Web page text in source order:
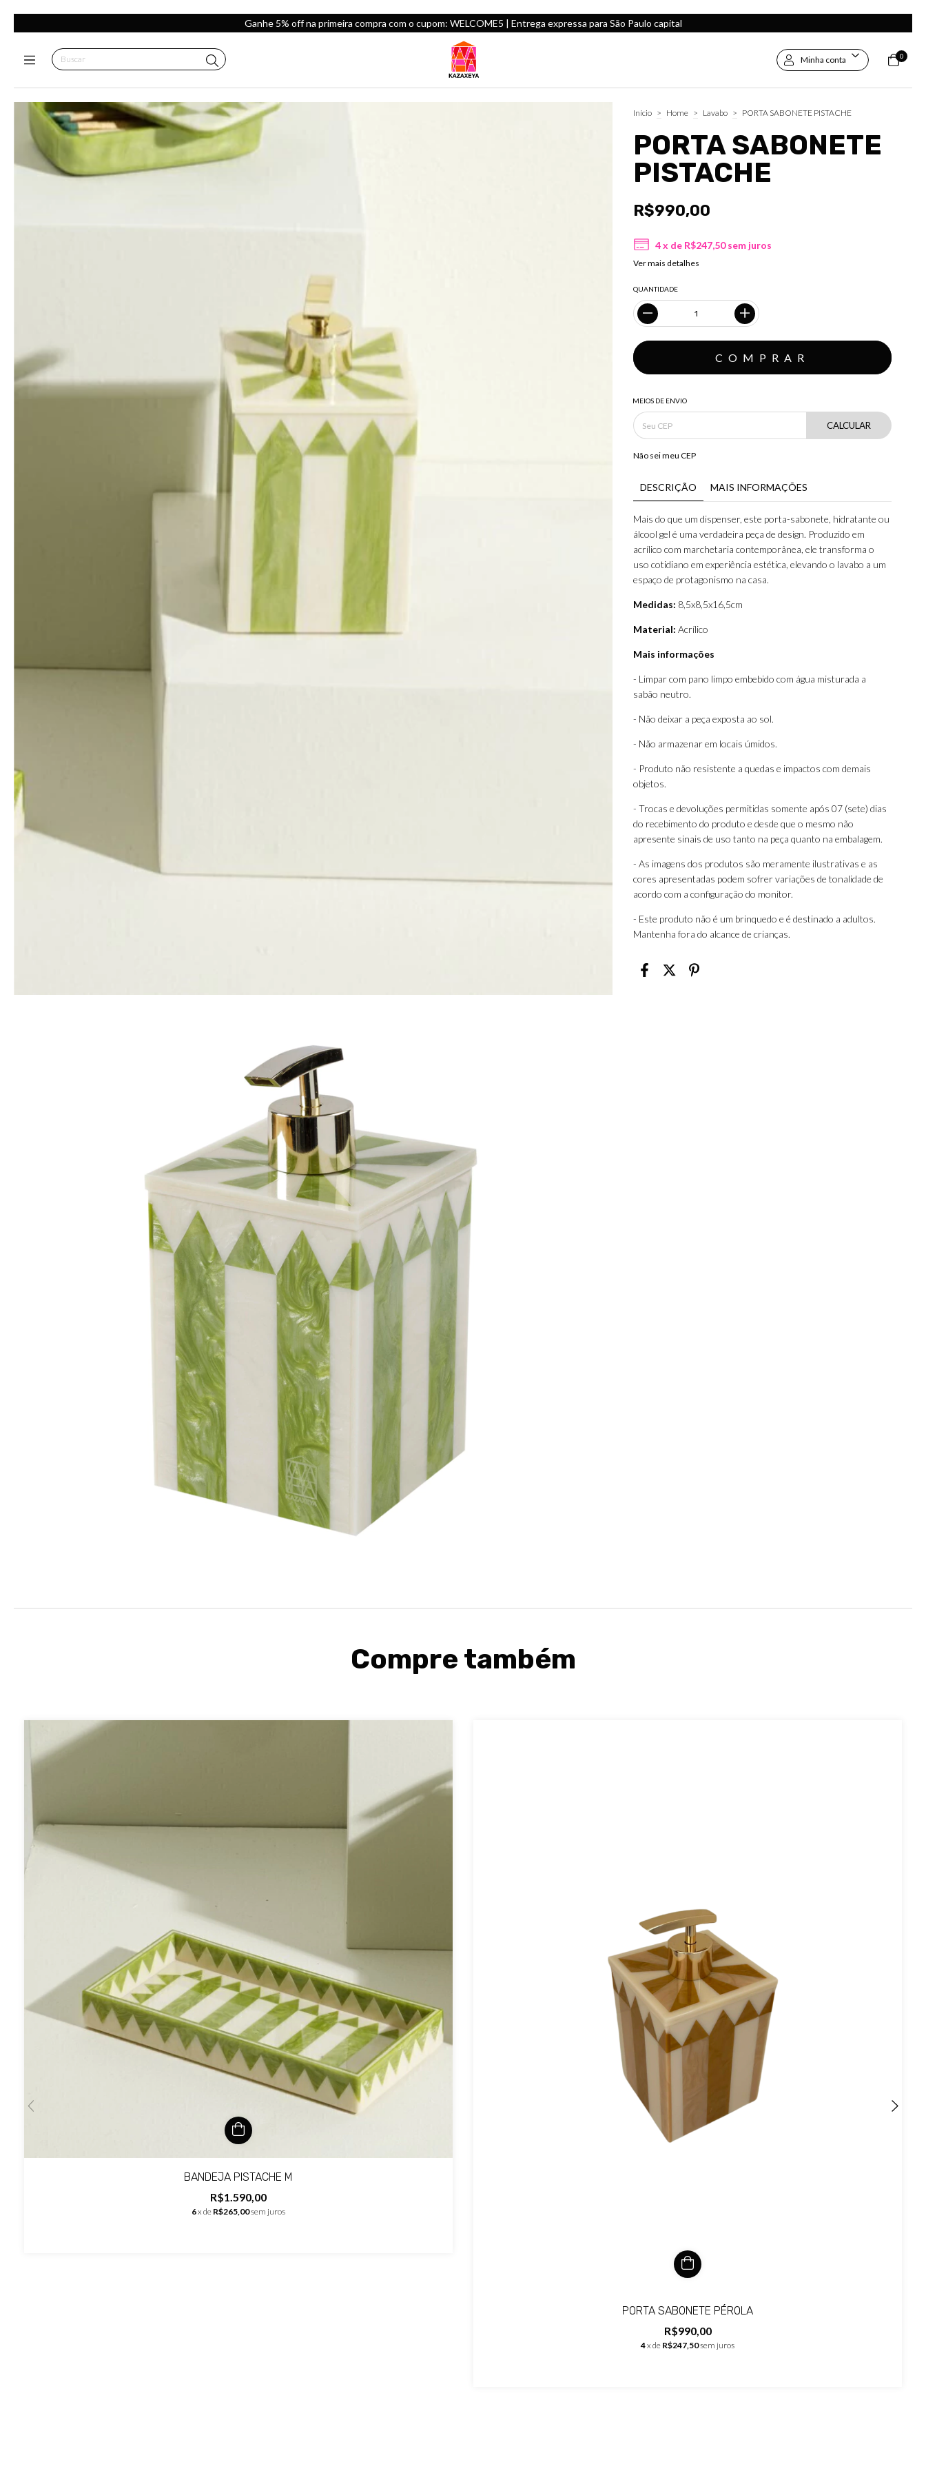
Ganhe 5% off na primeira compra com o cupom: WELCOME5 | Entrega expressa para São Paulo capital
Minha conta 0
Início > Home > Lavabo > PORTA SABONETE PISTACHE
PORTA SABONETE
PISTACHE
R$990,00
4x de R$247,50 sem juros
Ver mais detalhes
QUANTIDADE
MEIOS DE ENVIO
CALCULAR
Não sei meu CEP
DESCRIÇÃO MAIS INFORMAÇÕES
Mais do que um dispenser, este porta-sabonete, hidratante ou
álcool gel é uma verdadeira peça de design. Produzido em
acrílico com marchetaria contemporânea, ele transforma o
uso cotidiano em experiência estética, elevando o lavabo a um
espaço de protagonismo na casa.
Medidas: 8,5x8,5x16,5cm
Material:Acrílico
Mais informações
- Limpar com pano limpo embebido com água misturada a
sabão neutro.
- Não deixar a peça exposta ao sol.
- Não armazenar em locais úmidos.
- Produto não resistente a quedas e impactos com demais
objetos.
- Trocas e devoluções permitidas somente após 07 (sete) dias
do recebimento do produto e desde que o mesmo não
apresente sinais de uso tanto na peça quanto na embalagem.
- As imagens dos produtos são meramente ilustrativas e as
cores apresentadas podem sofrer variações de tonalidade de
acordo com a configuração do monitor.
- Este produto não é um brinquedo e é destinado a adultos.
Mantenha fora do alcance de crianças.
Compre também
BANDEJA PISTACHE M
R$1.590,00
6x de R$265,00sem juros
PORTA SABONETE PÉROLA
R$990,00
4x de R$247,50sem juros